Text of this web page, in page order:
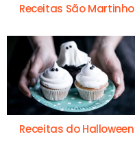
Receitas São Martinho
Receitas do Halloween